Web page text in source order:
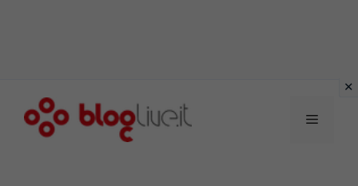
Menu